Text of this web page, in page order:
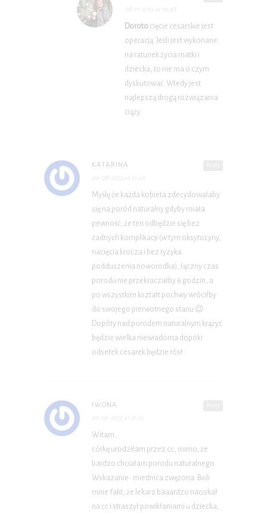
Doroto cięcie cesarskie jest
operacją. Jeśli jest wykonane
na ratunek życia matki i
dziecka, to nie ma o czym
dyskutować. Wtedy jest
najlepszą drogą rozwiązania
ciąży.
KATARINA
Myślę że każda kobieta zdecydowałaby
się na poród naturalny gdyby miała
pewność, że ten odbędzie się bez
żadnych komplikacji (w tym oksytocyny,
nacięcia krocza i bez ryzyka
podduszenia noworodka), łączny czas
porodu nie przekraczałby 6 godzin, a
po wszystkim kształt pochwy wróciłby
do swojego pierwotnego stanu 😉
Dopóty nad porodem naturalnym krążyć
będzie wielka niewiadoma dopóki
odsetek cesarek będzie rósł.
IWONA
Witam,
córkę urodziłam przez cc, mimo, że
bardzo chciałam porodu naturalnego.
Wskazanie- miednica zwężona. Boli
mnie fakt, że lekarz baaardzo naciskał
na cc i straszył powikłaniami u dziecka,